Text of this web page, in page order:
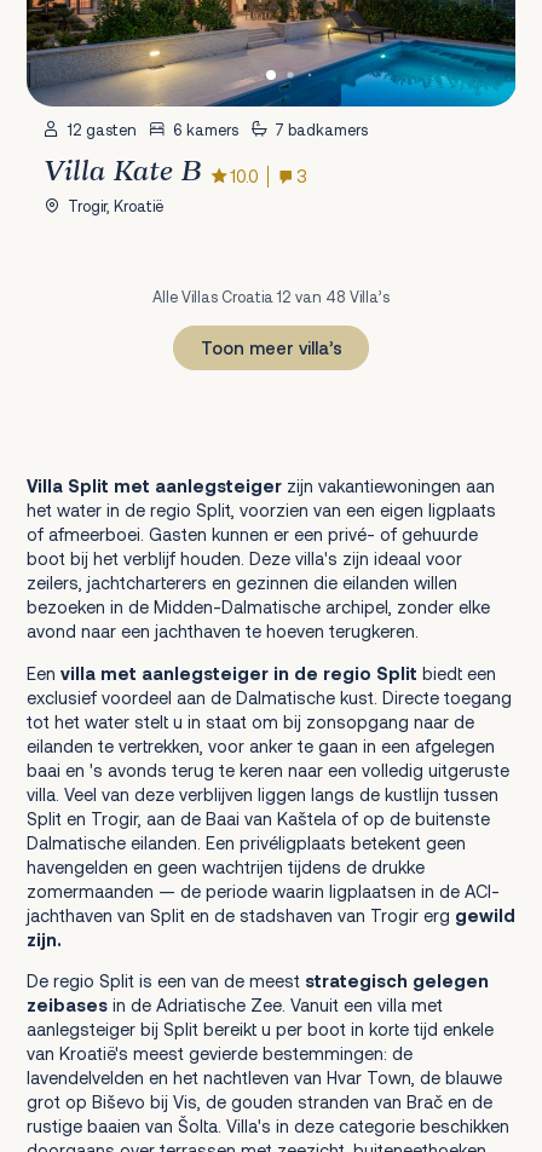
12 gasten 6 kamers 7 badkamers
Villa Kate B 10.0 3
Trogir, Kroatië
Alle Villas Croatia 12 van 48 Villa’s
Toon meer villa’s
Villa Split met aanlegsteigerzijn vakantiewoningen aan
het water in de regio Split, voorzien van een eigen ligplaats
of afmeerboei. Gasten kunnen er een privé- of gehuurde
boot bij het verblijf houden. Deze villa's zijn ideaal voor
zeilers, jachtcharterers en gezinnen die eilanden willen
bezoeken in de Midden-Dalmatische archipel, zonder elke
avond naar een jachthaven te hoeven terugkeren.
Een villa met aanlegsteiger in de regio Split biedt een
exclusief voordeel aan de Dalmatische kust. Directe toegang
tot het water stelt u in staat om bij zonsopgang naar de
eilanden te vertrekken, voor anker te gaan in een afgelegen
baai en 's avonds terug te keren naar een volledig uitgeruste
villa. Veel van deze verblijven liggen langs de kustlijn tussen
Split en Trogir, aan de Baai van Kaštela of op de buitenste
Dalmatische eilanden. Een privéligplaats betekent geen
havengelden en geen wachtrijen tijdens de drukke
zomermaanden — de periode waarin ligplaatsen in de ACI-
jachthaven van Split en de stadshaven van Trogir erg gewild
zijn.
De regio Split is een van de meest strategisch gelegen
zeibasesin de Adriatische Zee. Vanuit een villa met
aanlegsteiger bij Split bereikt u per boot in korte tijd enkele
van Kroatië's meest gevierde bestemmingen: de
lavendelvelden en het nachtleven van Hvar Town, de blauwe
grot op Biševo bij Vis, de gouden stranden van Brač en de
rustige baaien van Šolta. Villa's in deze categorie beschikken